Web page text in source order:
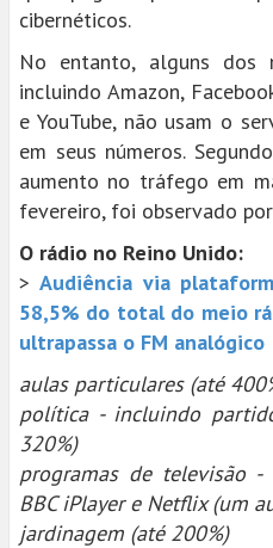
cibernéticos.
No entanto, alguns dos
incluindo Amazon,
e YouTube, não usam o
em seus números.
aumento no tráfego em
fevereiro, foi observado
O rádio no Reino Unido:
>Audiência via
58,5% do total do meio
ultrapassa o FM analógico
aulas particulares (até
política - incluindo
320%)
programas de televisão -
BBC iPlayer e Netflix (um
jardinagem (até 200%)